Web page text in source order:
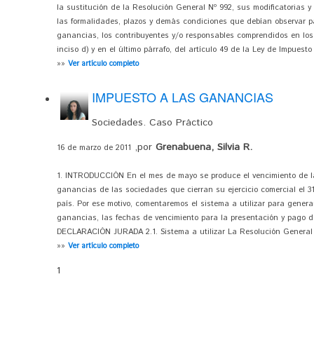
la sustitución de la Resolución General Nº 992, sus modificatorias
las formalidades, plazos y demás condiciones que debían
ganancias, los contribuyentes y/o responsables comprendidos en
inciso d) y en el último párrafo, del artículo 49 de la Ley de
»» Ver artículo completo
IMPUESTO A LAS GANANCIAS
Sociedades. Caso Práctico
16 de marzo de 2011 ,por Grenabuena, Silvia R.
1. INTRODUCCIÓN En el mes de mayo se produce el vencimiento
ganancias de las sociedades que cierran su ejercicio comercial el
país. Por ese motivo, comentaremos el sistema a utilizar para
ganancias, las fechas de vencimiento para la presentación y pago
DECLARACIÓN JURADA 2.1. Sistema a utilizar La Resolución
»» Ver artículo completo
1